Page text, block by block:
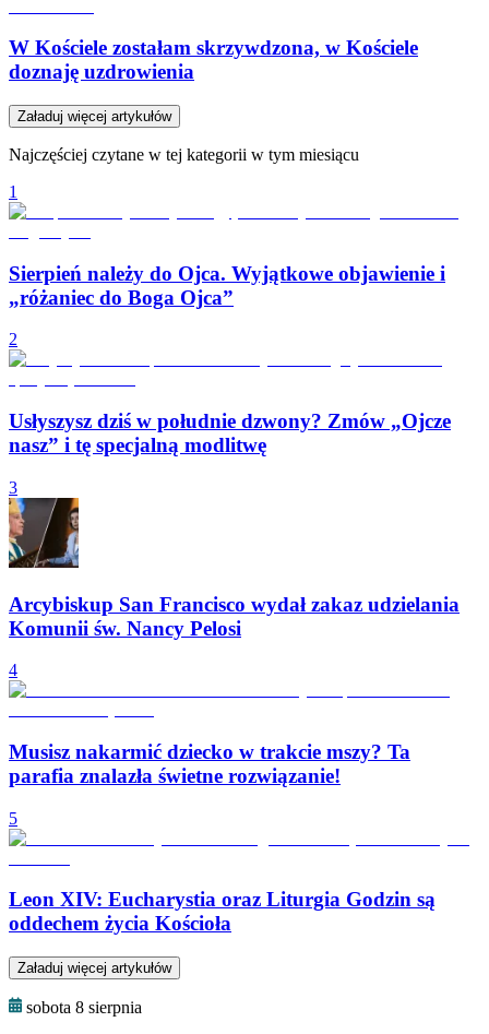
W Kościele zostałam skrzywdzona, w Kościele
doznaję uzdrowienia
Załaduj więcej artykułów
Najczęściej czytane w tej kategorii w tym miesiącu
1
Sierpień należy do Ojca. Wyjątkowe objawienie i
„różaniec do Boga Ojca”
2
Usłyszysz dziś w południe dzwony? Zmów „Ojcze
nasz” i tę specjalną modlitwę
3
Arcybiskup San Francisco wydał zakaz udzielania
Komunii św. Nancy Pelosi
4
Musisz nakarmić dziecko w trakcie mszy? Ta
parafia znalazła świetne rozwiązanie!
5
Leon XIV: Eucharystia oraz Liturgia Godzin są
oddechem życia Kościoła
Załaduj więcej artykułów
sobota 8 sierpnia